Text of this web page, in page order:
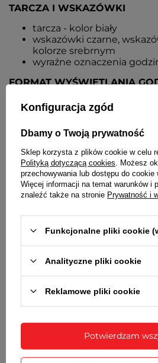
TARCZA I WSKAZÓWKI
tarcza - kolor biały
wskazówki czarne,
kolorze srebrnym
wyraźne oznaczenia
FORMAT WYŚWIETLANIA
12-godzinny
ALARM
TAK - budzenie
elektronicznym
NEOBRITE
TAK - pokrycie końcówek
powodujące ich
ciemnościach
ZASILANIE
1 bateria typu LR03 (AAA)
6,2 cm x 6,5 cm x 3,3 cm
Konfiguracja zgód
Dbamy o Twoją prywatność
Sklep korzysta z plików cookie w celu
Polityką dotyczącą cookies . Możesz
przechowywania lub dostępu do cookie
Więcej informacji na temat warunków i
znaleźć także na stronie Prywatność i
Funkcjonalne pliki cookie
Analityczne pliki cookie
Reklamowe pliki cookie
Potwierdzam